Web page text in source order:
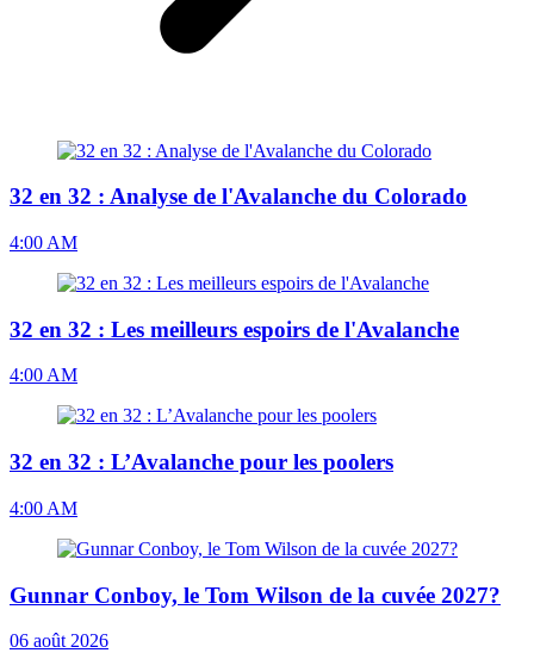
32 en 32 : Analyse de l'Avalanche du Colorado
4:00 AM
32 en 32 : Les meilleurs espoirs de l'Avalanche
4:00 AM
32 en 32 : L’Avalanche pour les poolers
4:00 AM
Gunnar Conboy, le Tom Wilson de la cuvée 2027?
06 août 2026